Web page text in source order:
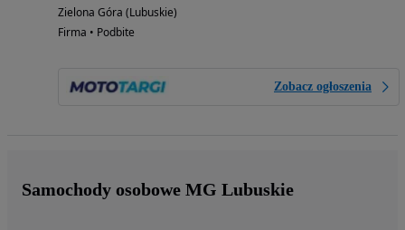
Zielona Góra (Lubuskie)
Firma • Podbite
Zobacz ogłoszenia
Samochody osobowe MG Lubuskie